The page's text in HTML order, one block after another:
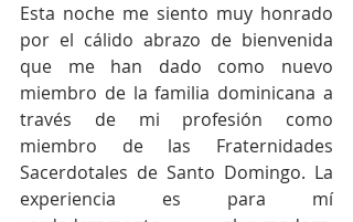
Esta noche me siento muy honrado
por el cálido abrazo de bienvenida
que me han dado como nuevo
miembro de la familia dominicana a
través de mi profesión como
miembro de las Fraternidades
Sacerdotales de Santo Domingo. La
experiencia es para mí